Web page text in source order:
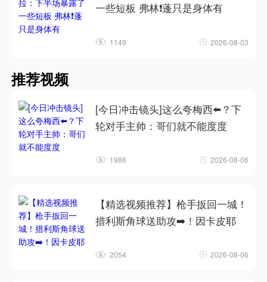
一些短板 弗林❗蓬只是身体有
1149 2026-08-03
推荐视频
[今日冲击镜头]这么夸梅西⬅️？下
轮对手主帅：哥们就不能度度
1986 2026-08-06
【精选视频推荐】枪手扳回一城！
措利斯角球送助攻➡️！因卡皮耶
2054 2026-08-06